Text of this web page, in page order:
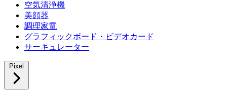
空気清浄機
美顔器
調理家電
グラフィックボード・ビデオカード
サーキュレーター
Pixel